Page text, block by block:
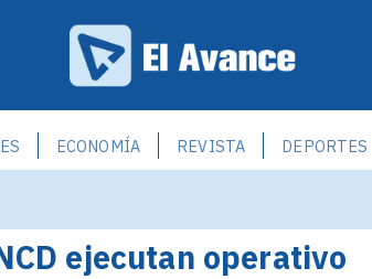
ECONOMÍA REVISTA DEPORTES
ejecutan operativo